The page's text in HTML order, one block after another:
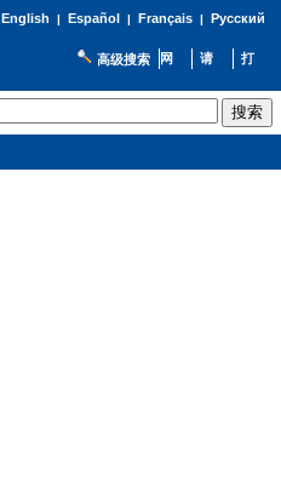
English | Español | Français| Русский
高级搜索